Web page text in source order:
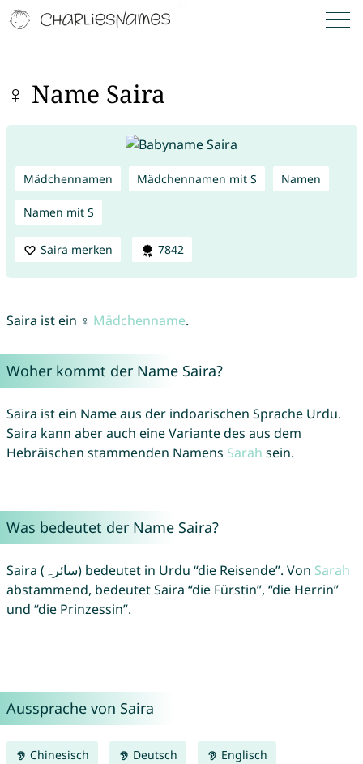
♀ Name Saira
Mädchennamen Mädchennamen mit S Namen
Namen mit S
Saira merken 7842
Saira ist ein ♀ Mädchenname.
Woher kommt der Name Saira?
Saira ist ein Name aus der indoarischen Sprache Urdu.
Saira kann aber auch eine Variante des aus dem
Hebräischen stammenden Namens Sarah sein.
Was bedeutet der Name Saira?
Saira (سائرہ) bedeutet in Urdu “die Reisende”. Von Sarah
abstammend, bedeutet Saira “die Fürstin”, “die Herrin”
und “die Prinzessin”.
Aussprache von Saira
Chinesisch Deutsch Englisch